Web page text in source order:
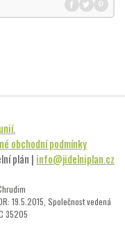
obchodní podmínky
plán | info@jidelniplan.cz
19.5.2015, Společnost vedená
35205